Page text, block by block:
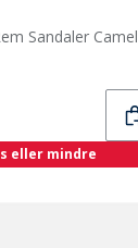
Sandaler Camel
eller mindre